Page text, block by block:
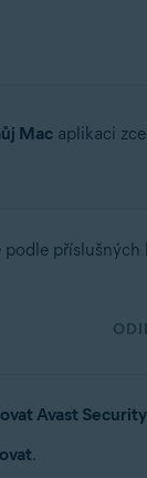
Macaplikaci
příslušných
Avast Security
.